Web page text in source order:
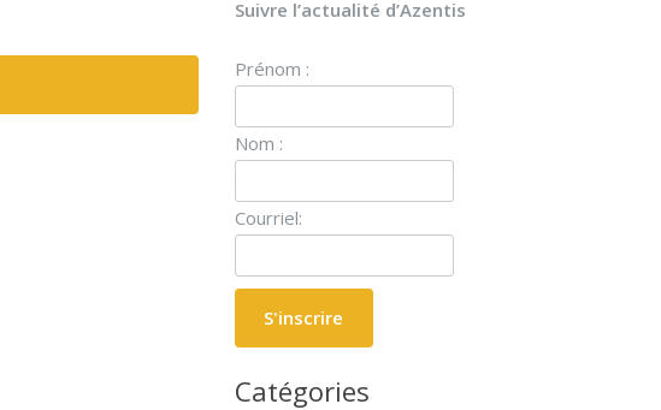
Suivre l’actualité d’Azentis
Prénom :
Nom :
Courriel:
Catégories